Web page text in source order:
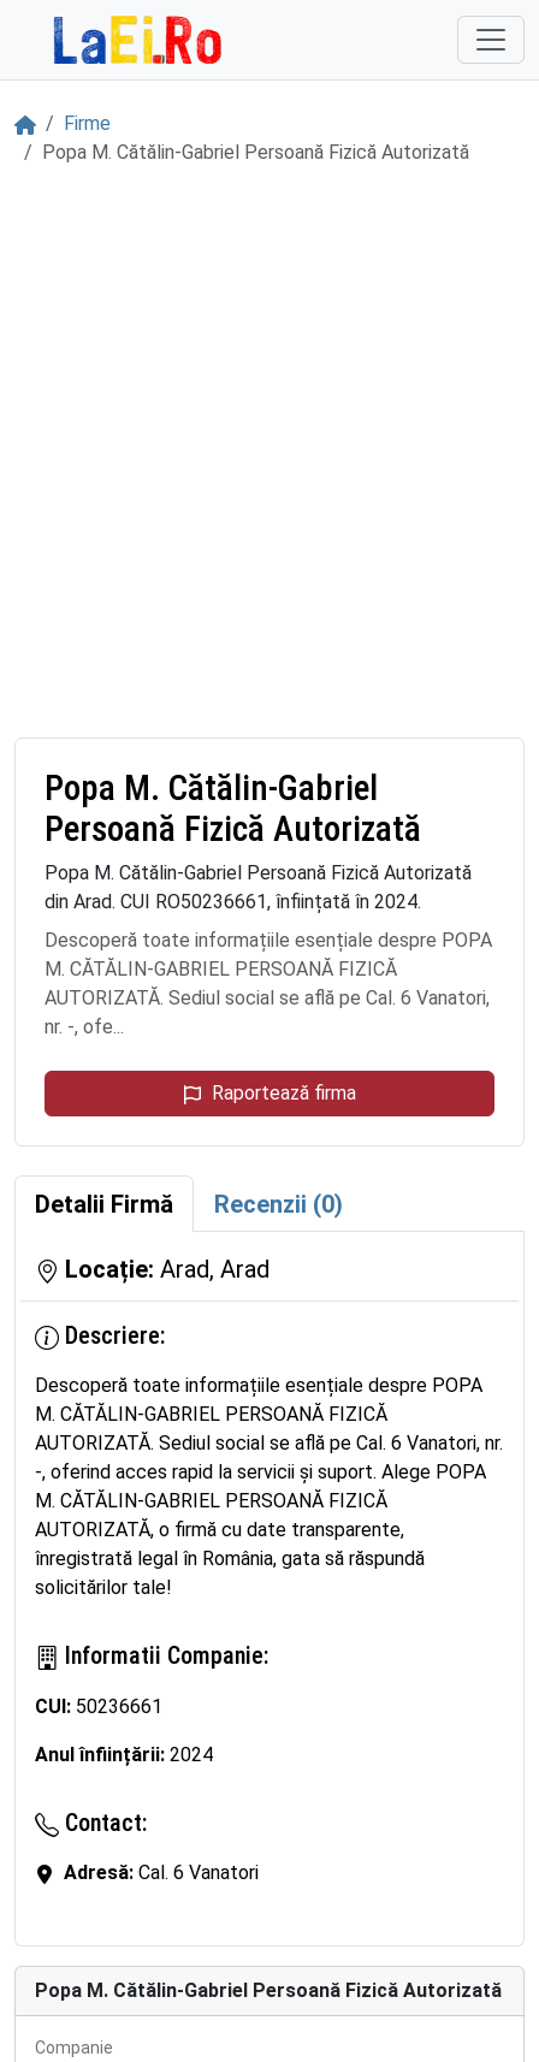
Sari la continut
AcasăFirme
Popa M. Cătălin-Gabriel Persoană Fizică Autorizată
Popa M. Cătălin-Gabriel
Persoană Fizică Autorizată
Popa M. Cătălin-Gabriel Persoană Fizică Autorizată
din Arad. CUI RO50236661, înființată în 2024.
Descoperă toate informațiile esențiale despre POPA
M. CĂTĂLIN-GABRIEL PERSOANĂ FIZICĂ
AUTORIZATĂ. Sediul social se află pe Cal. 6 Vanatori,
nr. -, ofe...
Raportează firma
Detalii Firmă Recenzii (0)
Locație: Arad, Arad
Descriere:
Descoperă toate informațiile esențiale despre POPA
M. CĂTĂLIN-GABRIEL PERSOANĂ FIZICĂ
AUTORIZATĂ. Sediul social se află pe Cal. 6 Vanatori, nr.
-, oferind acces rapid la servicii și suport. Alege POPA
M. CĂTĂLIN-GABRIEL PERSOANĂ FIZICĂ
AUTORIZATĂ, o firmă cu date transparente,
înregistrată legal în România, gata să răspundă
solicitărilor tale!
Informatii Companie:
CUI: 50236661
Anul înființării: 2024
Contact:
Adresă: Cal. 6 Vanatori
Popa M. Cătălin-Gabriel Persoană Fizică Autorizată
Companie